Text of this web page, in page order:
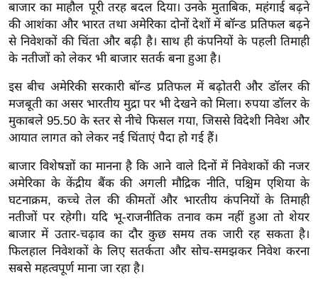
न्यू
ज
ब्री
फ
म
नो
रं
ज
न
ज
ग
त
बॉ
ली
वु
बाजार का माहौल पूरी तरह बदल दिया। उनके मुताबिक, महंगाई बढ़ने
की आशंका और भारत तथा अमेरिका दोनों देशों में बॉन्ड प्रतिफल बढ़ने
से निवेशकों की चिंता और बढ़ी है। साथ ही कंपनियों के पहली तिमाही
के नतीजों को लेकर भी बाजार सतर्क बना हुआ है।
इस बीच अमेरिकी सरकारी बॉन्ड प्रतिफल में बढ़ोतरी और डॉलर की
मजबूती का असर भारतीय मुद्रा पर भी देखने को मिला। रुपया डॉलर के
मुकाबले 95.50 के स्तर से नीचे फिसल गया, जिससे विदेशी निवेश और
आयात लागत को लेकर नई चिंताएं पैदा हो गई हैं।
बाजार विशेषज्ञों का मानना है कि आने वाले दिनों में निवेशकों की नजर
अमेरिका के केंद्रीय बैंक की अगली मौद्रिक नीति, पश्चिम एशिया के
घटनाक्रम, कच्चे तेल की कीमतों और भारतीय कंपनियों के तिमाही
नतीजों पर रहेगी। यदि भू-राजनीतिक तनाव कम नहीं हुआ तो शेयर
बाजार में उतार-चढ़ाव का दौर कुछ समय तक जारी रह सकता है।
फिलहाल निवेशकों के लिए सतर्कता और सोच-समझकर निवेश करना
सबसे महत्वपूर्ण माना जा रहा है।